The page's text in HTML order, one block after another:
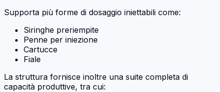
Supporta più forme di dosaggio iniettabili come:
Siringhe preriempite
Penne per iniezione
Cartucce
Fiale
La struttura fornisce inoltre una suite completa di
capacità produttive, tra cui: